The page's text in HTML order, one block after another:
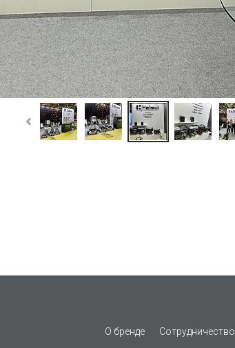
О бренде Сотрудничество